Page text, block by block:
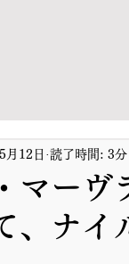
マー
、ナイ
月12日 読了時間: 3分